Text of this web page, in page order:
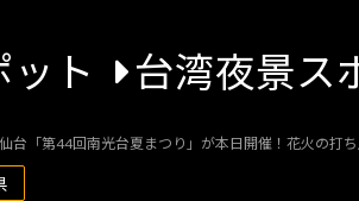
ット 台湾夜景ス
仙台「第44回南光台夏まつり」が本日開催！花火の打